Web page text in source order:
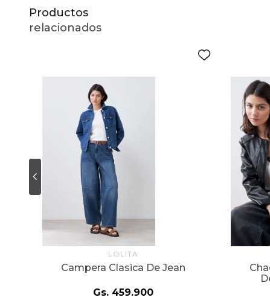
Productos
relacionados
LOLITA
Campera Clasica De Jean
Gs. 459.900